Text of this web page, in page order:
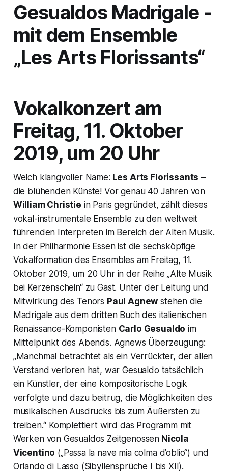
Gesualdos Madrigale -
mit dem Ensemble
„Les Arts Florissants“
Vokalkonzert am
Freitag, 11. Oktober
2019, um 20 Uhr
Welch klangvoller Name: Les Arts Florissants –
die blühenden Künste! Vor genau 40 Jahren von
William Christie in Paris gegründet, zählt dieses
vokal-instrumentale Ensemble zu den weltweit
führenden Interpreten im Bereich der Alten Musik.
In der Philharmonie Essen ist die sechsköpfige
Vokalformation des Ensembles am Freitag, 11.
Oktober 2019, um 20 Uhr in der Reihe „Alte Musik
bei Kerzenschein“ zu Gast. Unter der Leitung und
Mitwirkung des Tenors Paul Agnew stehen die
Madrigale aus dem dritten Buch des italienischen
Renaissance-Komponisten Carlo Gesualdo im
Mittelpunkt des Abends. Agnews Überzeugung:
„Manchmal betrachtet als ein Verrückter, der allen
Verstand verloren hat, war Gesualdo tatsächlich
ein Künstler, der eine kompositorische Logik
verfolgte und dazu beitrug, die Möglichkeiten des
musikalischen Ausdrucks bis zum Äußersten zu
treiben.“ Komplettiert wird das Programm mit
Werken von Gesualdos Zeitgenossen Nicola
Vicentino („Passa la nave mia colma d’oblio“) und
Orlando di Lasso (Sibyllensprüche I bis XII).